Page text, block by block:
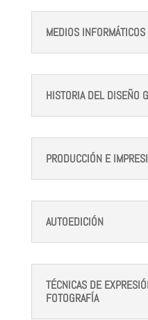
MEDIOS INFORMÁTICOS
HISTORIA DEL DISEÑO
PRODUCCIÓN E
AUTOEDICIÓN
TÉCNICAS DE
FOTOGRAFÍA